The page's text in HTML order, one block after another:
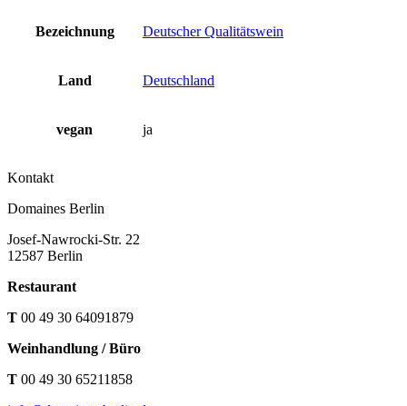
Bezeichnung Deutscher Qualitätswein
Land Deutschland
vegan ja
Kontakt
Domaines Berlin
Josef-Nawrocki-Str. 22
12587 Berlin
Restaurant
T 00 49 30 64091879
Weinhandlung / Büro
T 00 49 30 65211858